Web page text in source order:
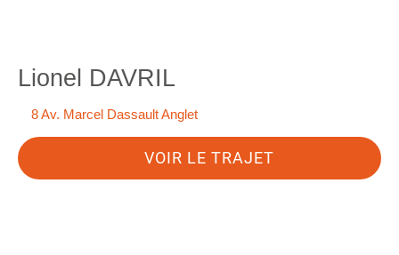
Lionel DAVRIL
8 Av. Marcel Dassault Anglet
VOIR LE TRAJET